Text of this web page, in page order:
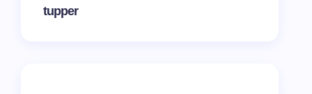
tupper